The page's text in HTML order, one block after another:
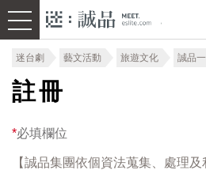
迷台劇 藝文活動 旅遊文化 誠品
註冊
*必填欄位
【誠品集團依個資法蒐集、處理